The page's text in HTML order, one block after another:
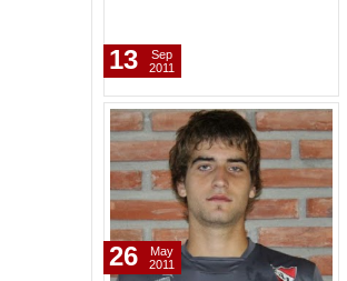
13
Sep
2011
26
May
2011